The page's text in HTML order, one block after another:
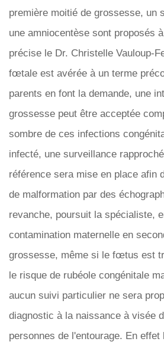
première moitié de grossesse, un
une amniocentèse sont proposés
précise le Dr. Christelle Vauloup-
fœtale est avérée à un terme
parents en font la demande, une
grossesse peut être acceptée
sombre de ces infections
infecté, une surveillance
référence sera mise en place afin
de malformation par des
revanche, poursuit la spécialiste,
contamination maternelle en
grossesse, même si le fœtus est
le risque de rubéole congénitale
aucun suivi particulier ne sera
diagnostic à la naissance à visée
personnes de l'entourage. En